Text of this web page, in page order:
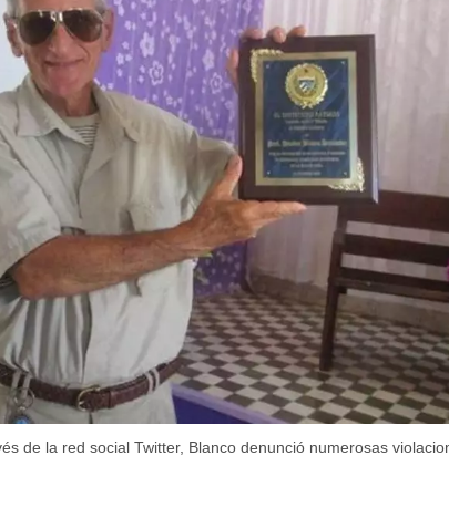
de la red social Twitter, Blanco denunció numerosas